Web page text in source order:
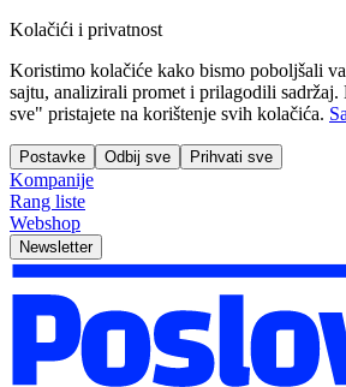
Kolačići i privatnost
Koristimo kolačiće kako bismo poboljšali
sajtu, analizirali promet i prilagodili
sve" pristajete na korištenje svih kolačića.
Postavke Odbij sve Prihvati sve
Kompanije
Rang liste
Webshop
Newsletter